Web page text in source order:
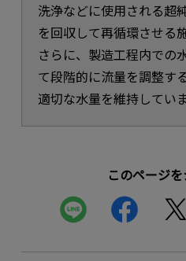
洗浄などに使用される超
を回収して再循環させる
さらに、製造工程内での
て段階的に流量を調整す
適切な水量を維持していま
このページ